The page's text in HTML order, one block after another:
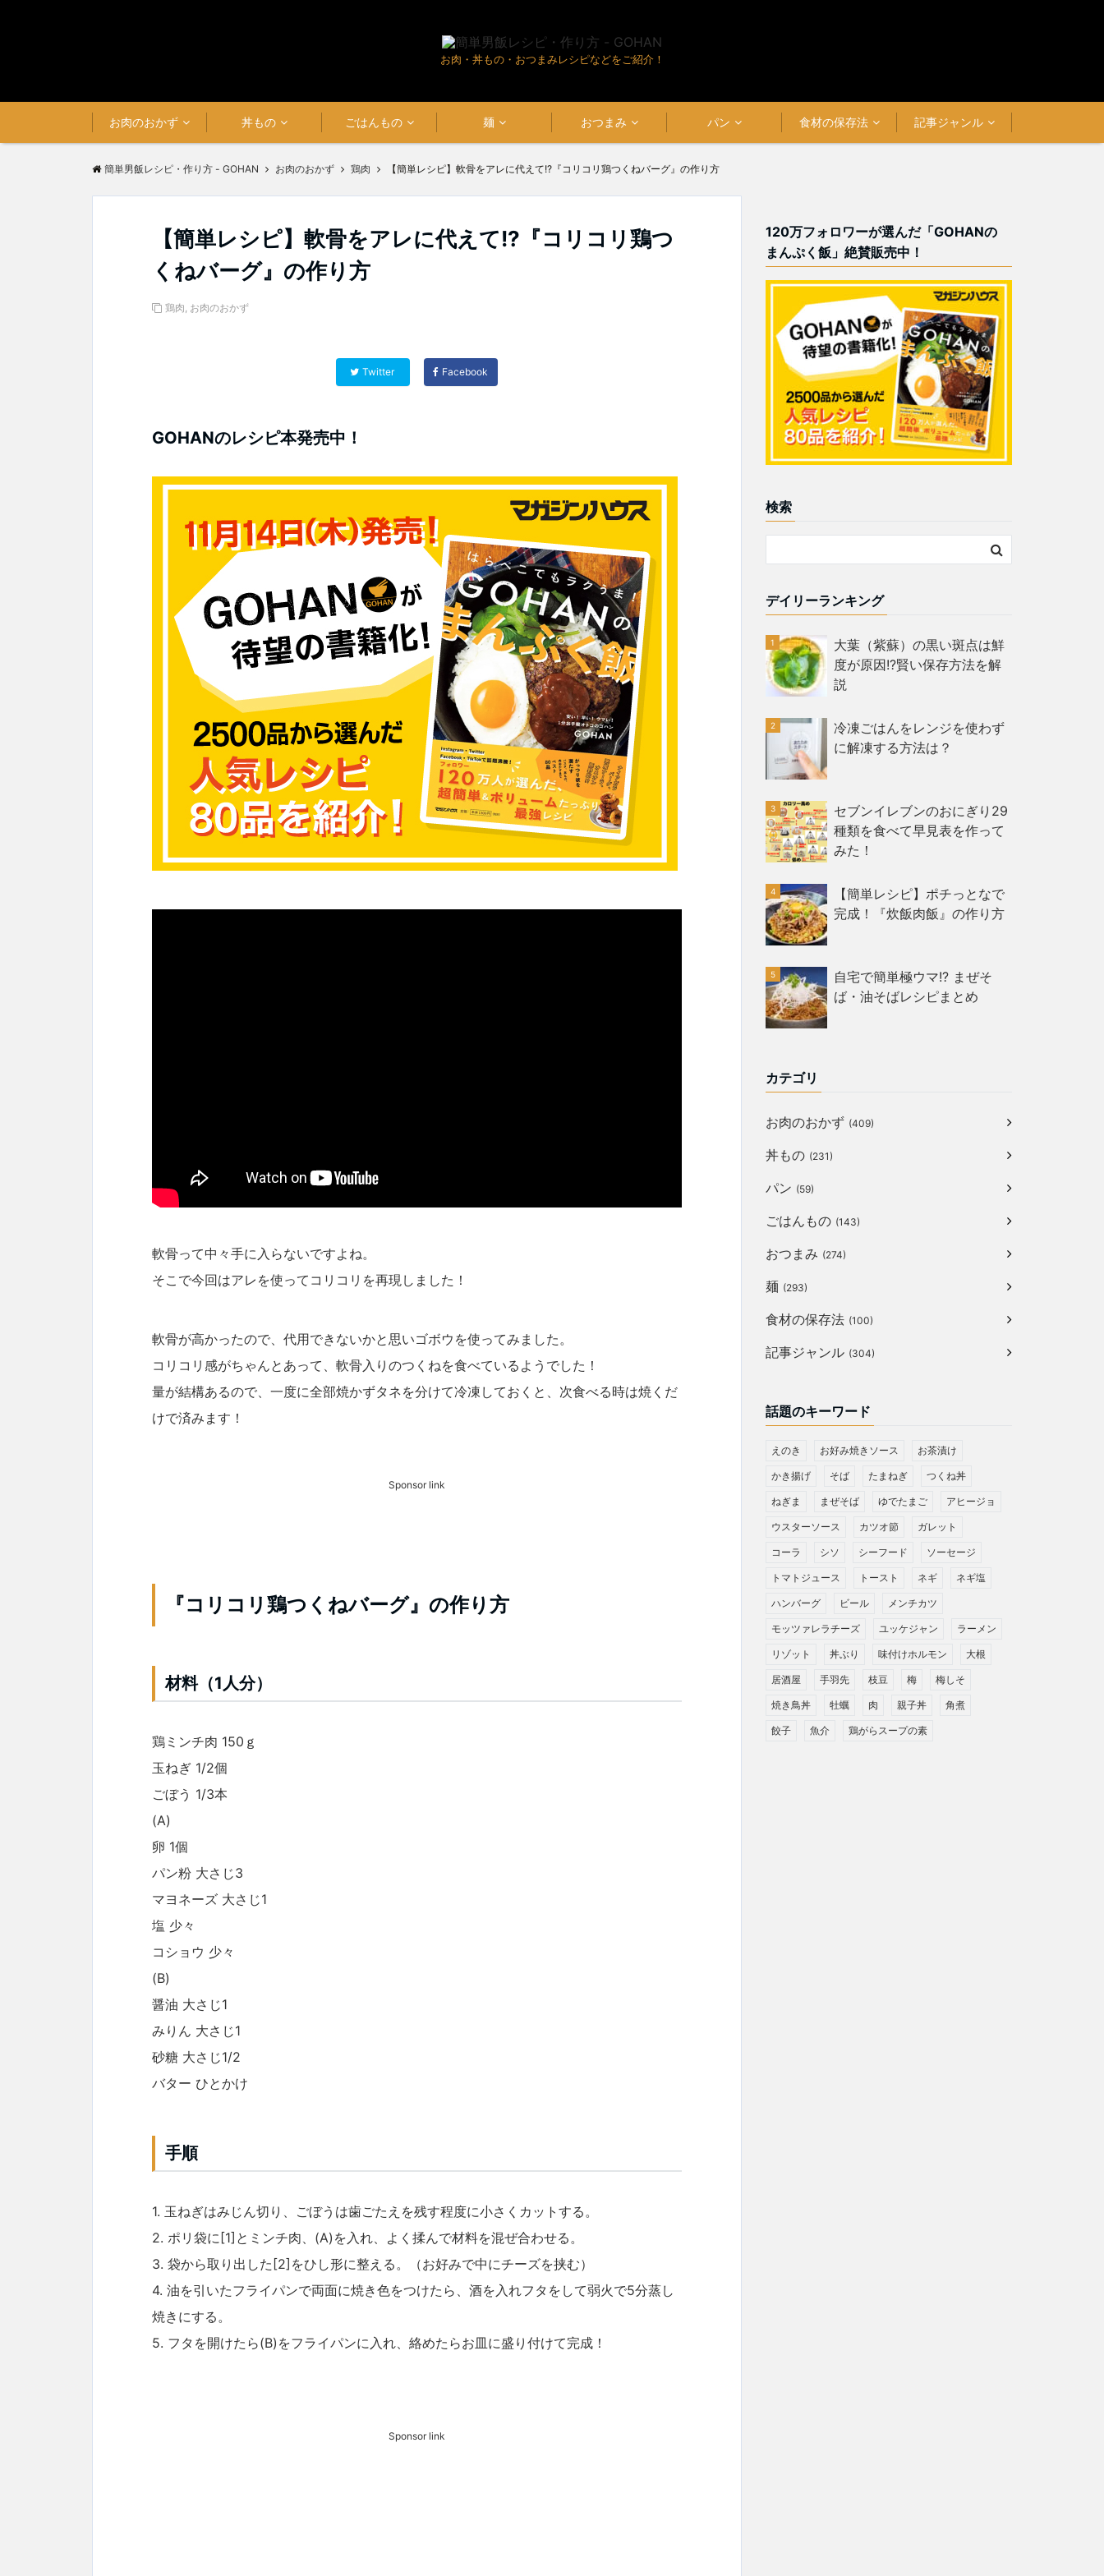
お肉・丼もの・おつまみレシピなどをご紹介！
お肉のおかず 丼もの ごはんもの 麺 おつまみ パン 食材の保存法 記事ジャンル
簡単男飯レシピ・作り方 - GOHAN お肉のおかず 鶏肉 【簡単レシピ】軟骨をアレに代えて!?『コリコリ鶏つくねバーグ』の作り方
【簡単レシピ】軟骨をアレに代えて!?『コリコリ鶏つ
くねバーグ』の作り方
鶏肉, お肉のおかず
Twitter Facebook
GOHANのレシピ本発売中！
軟骨って中々手に入らないですよね。
そこで今回はアレを使ってコリコリを再現しました！
軟骨が高かったので、代用できないかと思いゴボウを使ってみました。
コリコリ感がちゃんとあって、軟骨入りのつくねを食べているようでした！
量が結構あるので、一度に全部焼かずタネを分けて冷凍しておくと、次食べる時は焼くだ
けで済みます！
Sponsor link
『コリコリ鶏つくねバーグ』の作り方
材料（1人分）
鶏ミンチ肉 150ｇ
玉ねぎ 1/2個
ごぼう 1/3本
(A)
卵 1個
パン粉 大さじ3
マヨネーズ 大さじ1
塩 少々
コショウ 少々
(B)
醤油 大さじ1
みりん 大さじ1
砂糖 大さじ1/2
バター ひとかけ
手順
1. 玉ねぎはみじん切り、ごぼうは歯ごたえを残す程度に小さくカットする。
2. ポリ袋に[1]とミンチ肉、(A)を入れ、よく揉んで材料を混ぜ合わせる。
3. 袋から取り出した[2]をひし形に整える。（お好みで中にチーズを挟む）
4. 油を引いたフライパンで両面に焼き色をつけたら、酒を入れフタをして弱火で5分蒸し
焼きにする。
5. フタを開けたら(B)をフライパンに入れ、絡めたらお皿に盛り付けて完成！
Sponsor link
120万フォロワーが選んだ「GOHANの
まんぷく飯」絶賛販売中！
検索
デイリーランキング
大葉（紫蘇）の黒い斑点は鮮
度が原因!?賢い保存方法を解
説
冷凍ごはんをレンジを使わず
に解凍する方法は？
セブンイレブンのおにぎり29
種類を食べて早見表を作って
みた！
【簡単レシピ】ポチっとなで
完成！『炊飯肉飯』の作り方
自宅で簡単極ウマ!? まぜそ
ば・油そばレシピまとめ
カテゴリ
お肉のおかず (409)
丼もの (231)
パン (59)
ごはんもの (143)
おつまみ (274)
麺 (293)
食材の保存法 (100)
記事ジャンル (304)
話題のキーワード
えのき お好み焼きソース お茶漬け
かき揚げ そば たまねぎ つくね丼
ねぎま まぜそば ゆでたまご アヒージョ
ウスターソース カツオ節 ガレット
コーラ シソ シーフード ソーセージ
トマトジュース トースト ネギ ネギ塩
ハンバーグ ビール メンチカツ
モッツァレラチーズ ユッケジャン ラーメン
リゾット 丼ぶり 味付けホルモン 大根
居酒屋 手羽先 枝豆 梅 梅しそ
焼き鳥丼 牡蠣 肉 親子丼 角煮
餃子 魚介 鶏がらスープの素